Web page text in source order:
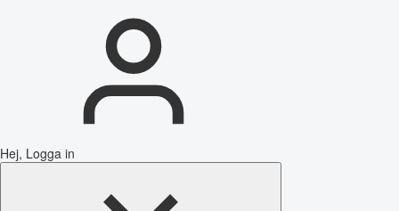
Hej, Logga in